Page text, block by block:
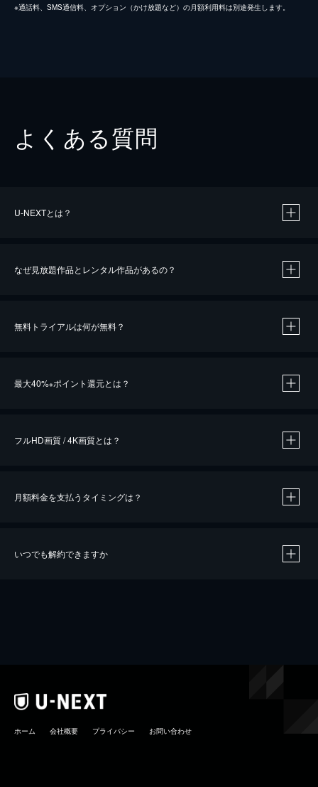
※通話料、SMS通信料、オプション（かけ放題など）の月額利用料は別途発生します。
よくある質問
U-NEXTとは？
なぜ見放題作品とレンタル作品があるの？
無料トライアルは何が無料？
最大40%※ポイント還元とは？
※40％ポイント還元の対象は、クレジットカード決済による作品の購入 / レンタルです。
フルHD画質 / 4K画質とは？
月額料金を支払うタイミングは？
いつでも解約できますか
ホーム 会社概要 プライバシー お問い合わせ